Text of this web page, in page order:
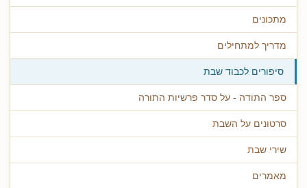
מתכונים
מדריך למתחילים
סיפורים לכבוד שבת
ספר התודה - על סדר פרשיות התורה
סרטונים על השבת
שירי שבת
מאמרים